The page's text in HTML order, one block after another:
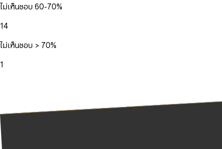
ไม่เห็นชอบ 60-70%
14
ไม่เห็นชอบ > 70%
1